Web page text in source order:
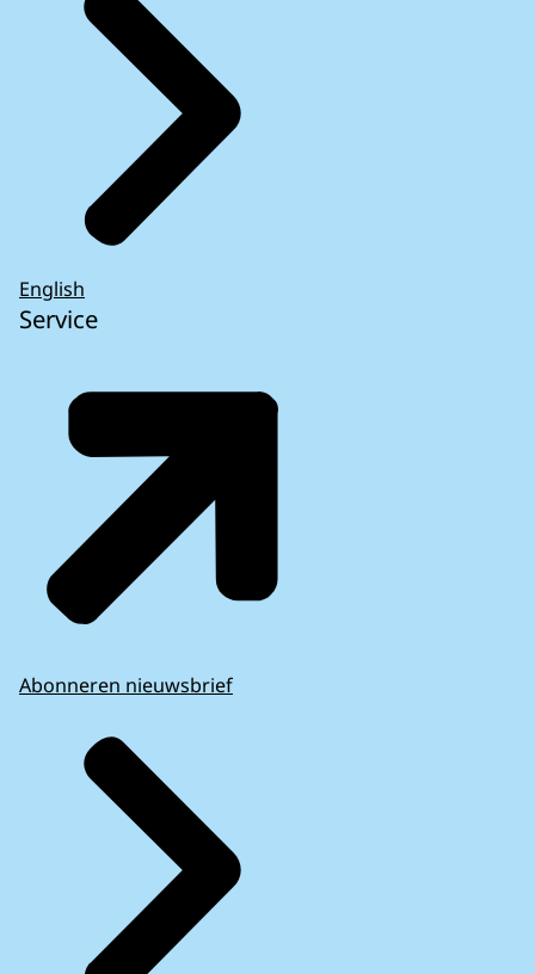
English
Service
Abonneren nieuwsbrief